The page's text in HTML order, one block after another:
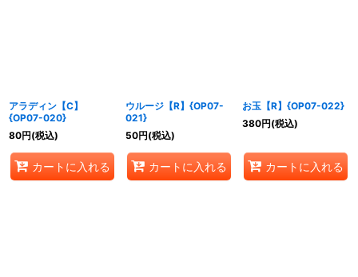
アラディン【C】
{OP07-020}
80円(税込)
カートに入れる
ウルージ【R】{OP07-
021}
50円(税込)
カートに入れる
お玉【R】{OP07-022}
380円(税込)
カートに入れる